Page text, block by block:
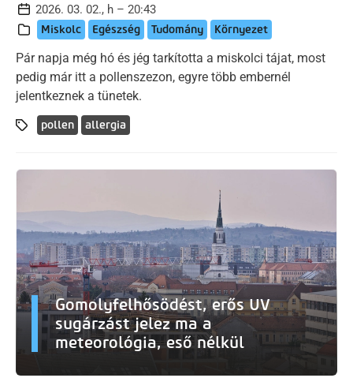
2026. 03. 02., h – 20:43
Miskolc Egészség Tudomány Környezet
Pár napja még hó és jég tarkította a miskolci tájat, most
pedig már itt a pollenszezon, egyre több embernél
jelentkeznek a tünetek.
pollen allergia
Gomolyfelhősödést, erős UV
sugárzást jelez ma a
meteorológia, eső nélkül